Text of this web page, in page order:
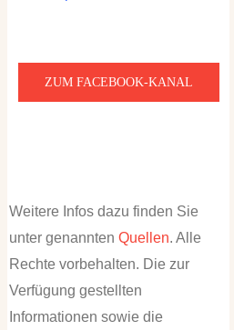
ZUM FACEBOOK-KANAL
Weitere Infos dazu finden Sie
unter genannten Quellen. Alle
Rechte vorbehalten. Die zur
Verfügung gestellten
Informationen sowie die